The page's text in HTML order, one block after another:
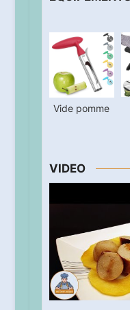
Vide pomme
VIDEO